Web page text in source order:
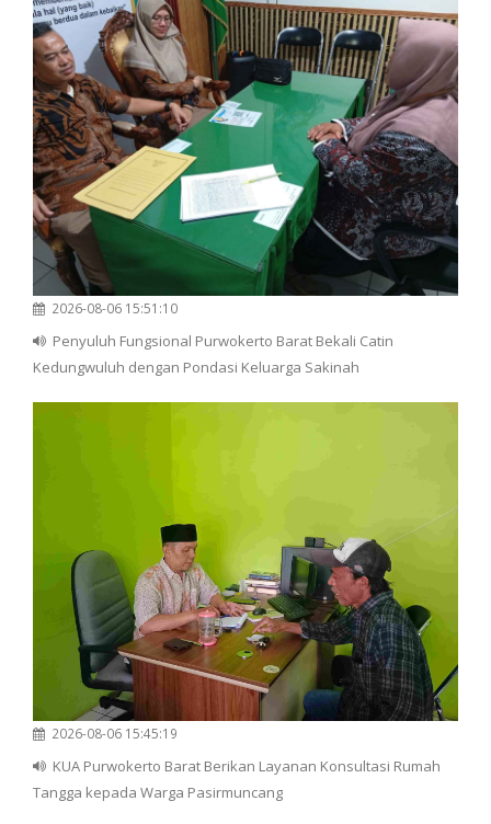
2026-08-06 15:51:10
Penyuluh Fungsional Purwokerto Barat Bekali Catin
Kedungwuluh dengan Pondasi Keluarga Sakinah
2026-08-06 15:45:19
KUA Purwokerto Barat Berikan Layanan Konsultasi Rumah
Tangga kepada Warga Pasirmuncang